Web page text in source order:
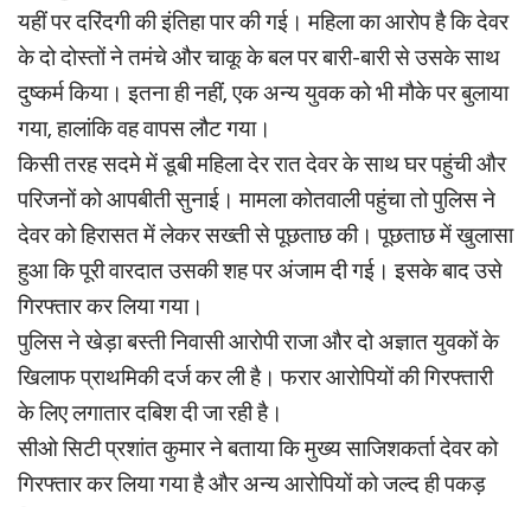
यहीं पर दरिंदगी की इंतिहा पार की गई। महिला का आरोप है कि देवर
के दो दोस्तों ने तमंचे और चाकू के बल पर बारी-बारी से उसके साथ
दुष्कर्म किया। इतना ही नहीं, एक अन्य युवक को भी मौके पर बुलाया
गया, हालांकि वह वापस लौट गया।
किसी तरह सदमे में डूबी महिला देर रात देवर के साथ घर पहुंची और
परिजनों को आपबीती सुनाई। मामला कोतवाली पहुंचा तो पुलिस ने
देवर को हिरासत में लेकर सख्ती से पूछताछ की। पूछताछ में खुलासा
हुआ कि पूरी वारदात उसकी शह पर अंजाम दी गई। इसके बाद उसे
गिरफ्तार कर लिया गया।
पुलिस ने खेड़ा बस्ती निवासी आरोपी राजा और दो अज्ञात युवकों के
खिलाफ प्राथमिकी दर्ज कर ली है। फरार आरोपियों की गिरफ्तारी
के लिए लगातार दबिश दी जा रही है।
सीओ सिटी प्रशांत कुमार ने बताया कि मुख्य साजिशकर्ता देवर को
गिरफ्तार कर लिया गया है और अन्य आरोपियों को जल्द ही पकड़